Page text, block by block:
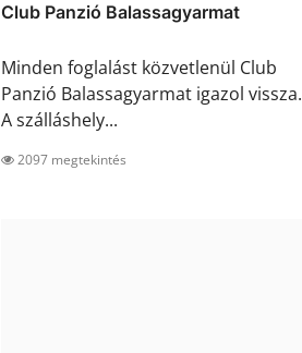
Club Panzió Balassagyarmat
Minden foglalást közvetlenül Club
Panzió Balassagyarmat igazol vissza.
A szálláshely...
2097 megtekintés